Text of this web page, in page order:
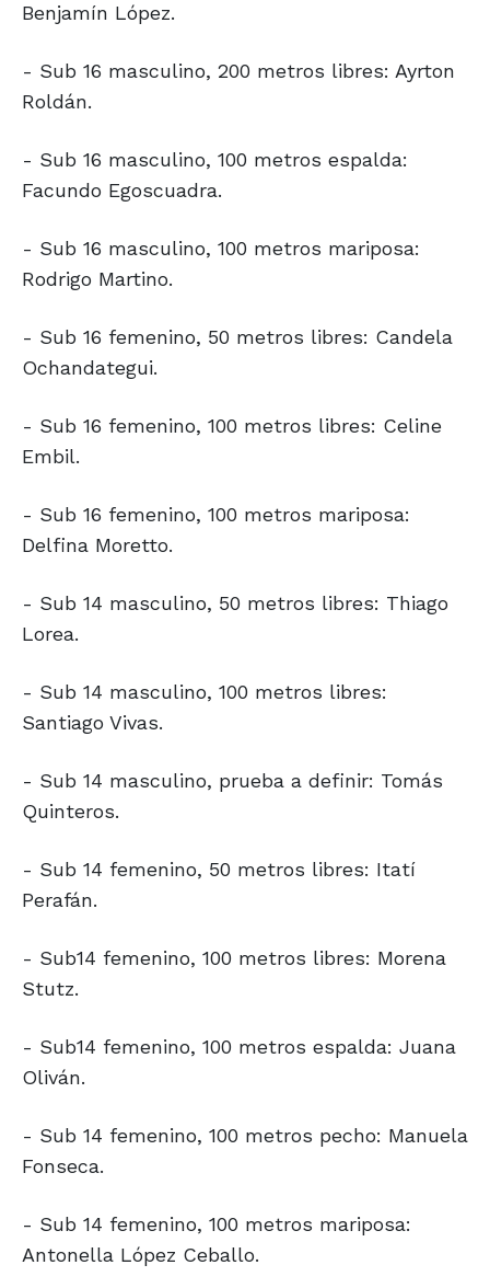
Benjamín López.
- Sub 16 masculino, 200 metros libres: Ayrton
Roldán.
- Sub 16 masculino, 100 metros espalda:
Facundo Egoscuadra.
- Sub 16 masculino, 100 metros mariposa:
Rodrigo Martino.
- Sub 16 femenino, 50 metros libres: Candela
Ochandategui.
- Sub 16 femenino, 100 metros libres: Celine
Embil.
- Sub 16 femenino, 100 metros mariposa:
Delfina Moretto.
- Sub 14 masculino, 50 metros libres: Thiago
Lorea.
- Sub 14 masculino, 100 metros libres:
Santiago Vivas.
- Sub 14 masculino, prueba a definir: Tomás
Quinteros.
- Sub 14 femenino, 50 metros libres: Itatí
Perafán.
- Sub14 femenino, 100 metros libres: Morena
Stutz.
- Sub14 femenino, 100 metros espalda: Juana
Oliván.
- Sub 14 femenino, 100 metros pecho: Manuela
Fonseca.
- Sub 14 femenino, 100 metros mariposa:
Antonella López Ceballo.